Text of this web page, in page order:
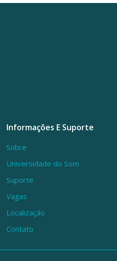
Informações E Suporte
Sobre
Universidade do Som
Suporte
Vagas
Localização
Contato